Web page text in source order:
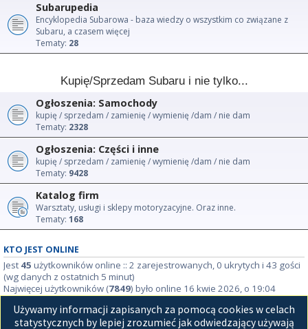
Subarupedia
Encyklopedia Subarowa - baza wiedzy o wszystkim co związane z
Subaru, a czasem więcej
Tematy: 28
Kupię/Sprzedam Subaru i nie tylko...
Ogłoszenia: Samochody
kupię / sprzedam / zamienię / wymienię /dam / nie dam
Tematy: 2328
Ogłoszenia: Części i inne
kupię / sprzedam / zamienię / wymienię /dam / nie dam
Tematy: 9428
Katalog firm
Warsztaty, usługi i sklepy motoryzacyjne. Oraz inne.
Tematy: 168
KTO JEST ONLINE
Jest 45 użytkowników online :: 2 zarejestrowanych, 0 ukrytych i 43 gości
(wg danych z ostatnich 5 minut)
Najwięcej użytkowników (7849) było online 16 kwie 2026, o 19:04
STATYSTYKI
Używamy informacji zapisanych za pomocą cookies w celach
statystycznych by lepiej zrozumieć jak odwiedzający używają